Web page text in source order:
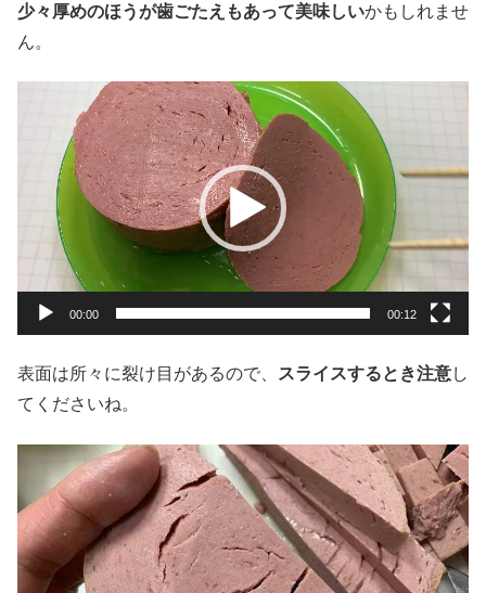
少々厚めのほうが歯ごたえもあって美味しいかもしれませ
ん。
00:00 00:12
表面は所々に裂け目があるので、 スライスするとき注意し
てくださいね。